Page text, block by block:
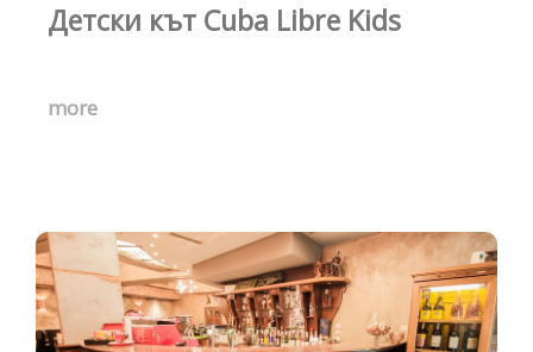
Детски кът Cuba Libre Kids
more